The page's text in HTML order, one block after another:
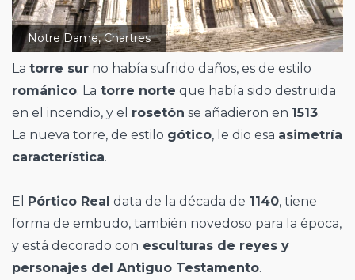
Notre Dame, Chartres
La torre sur no había sufrido daños, es de estilo
románico. La torre norte que había sido destruida
en el incendio, y el rosetón se añadieron en 1513.
La nueva torre, de estilo gótico, le dio esa asimetría
característica.
El Pórtico Real data de la década de 1140, tiene
forma de embudo, también novedoso para la época,
y está decorado con esculturas de reyes y
personajes del Antiguo Testamento.